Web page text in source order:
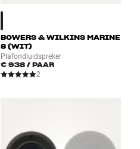
BOWERS & WILKINS MARINE
8 (WIT)
Plafondluidspreker
€ 938 / PAAR
2